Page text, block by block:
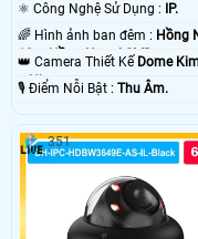
⚛️ Công Nghệ Sử Dụng :
IP.
🌈 Hình ảnh ban đêm : Hồng
10m Hồng Ngoại SMD.
👑 Camera Thiết Kế Dome
+ Nhựa.
️🎙 Điểm Nỗi Bật : Thu Âm.
351